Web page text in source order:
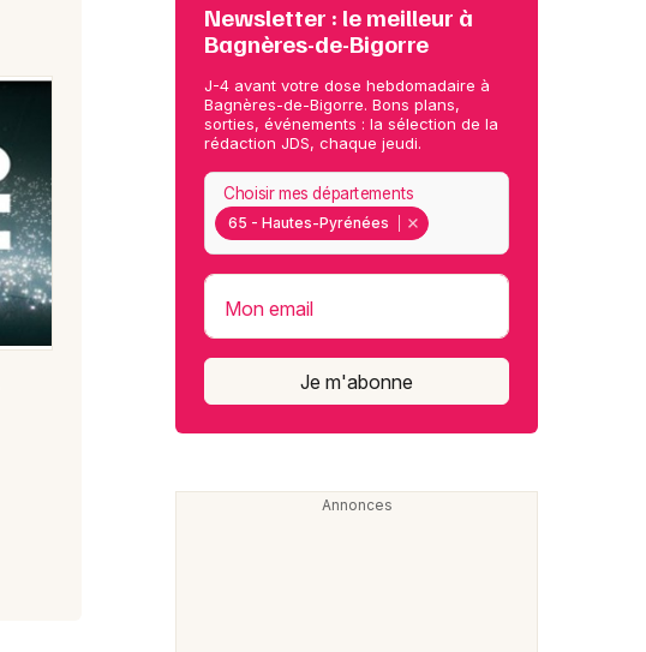
Newsletter : le meilleur à
Bagnères-de-Bigorre
J-4 avant votre dose hebdomadaire à
Bagnères-de-Bigorre. Bons plans,
sorties, événements : la sélection de la
rédaction JDS, chaque jeudi.
65 - Hautes-Pyrénées
Choisir mes départements
Mon email
Je m'abonne